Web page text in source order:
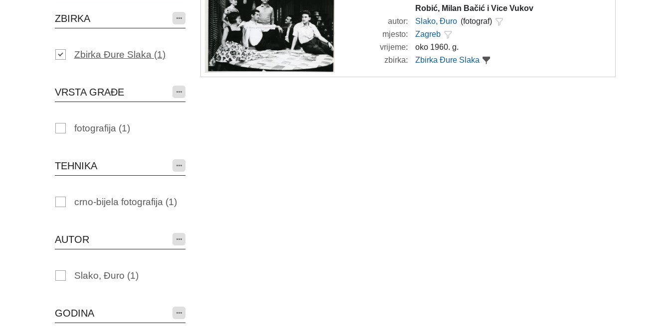
ZBIRKA
Zbirka Đure Slaka (1)
VRSTA GRAĐE
fotografija (1)
TEHNIKA
crno-bijela fotografija (1)
AUTOR
Slako, Đuro (1)
GODINA
Robić, Milan Bačić i Vice Vukov
autor:
Slako, Đuro (fotograf)
mjesto:
Zagreb
vrijeme:
oko 1960. g.
zbirka:
Zbirka Đure Slaka